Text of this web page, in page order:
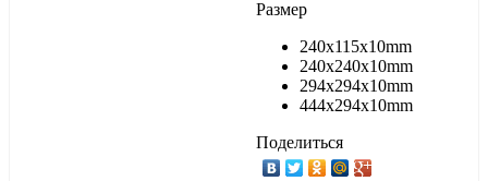
Размер
240х115х10mm
240х240х10mm
294х294х10mm
444х294х10mm
Поделиться